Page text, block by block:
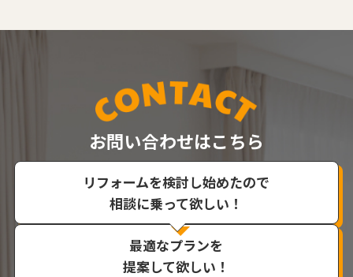
お問い合わせはこちら
リフォームを検討し始めたので
相談に乗って欲しい！
最適なプランを
提案して欲しい！